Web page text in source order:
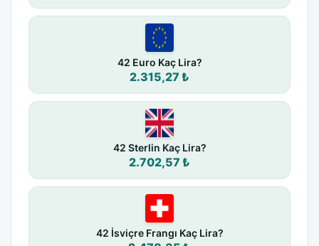
42 Euro Kaç Lira?
2.315,27 ₺
42 Sterlin Kaç Lira?
2.702,57 ₺
42 İsviçre Frangı Kaç Lira?